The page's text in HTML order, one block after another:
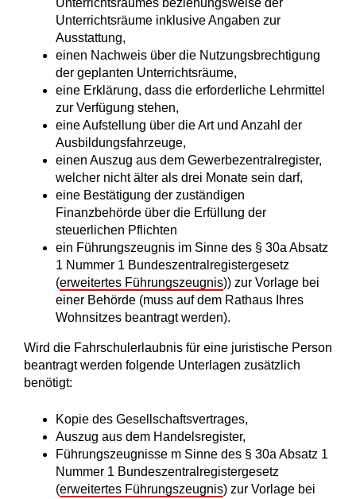
Unterrichtsraumes beziehungsweise der
Unterrichtsräume inklusive Angaben zur
Ausstattung,
einen Nachweis über die Nutzungsbrechtigung
der geplanten Unterrichtsräume,
eine Erklärung, dass die erforderliche Lehrmittel
zur Verfügung stehen,
eine Aufstellung über die Art und Anzahl der
Ausbildungsfahrzeuge,
einen Auszug aus dem Gewerbezentralregister,
welcher nicht älter als drei Monate sein darf,
eine Bestätigung der zuständigen
Finanzbehörde über die Erfüllung der
steuerlichen Pflichten
ein Führungszeugnis im Sinne des § 30a Absatz
1 Nummer 1 Bundeszentralregistergesetz
(erweitertes Führungszeugnis)) zur Vorlage bei
einer Behörde (muss auf dem Rathaus Ihres
Wohnsitzes beantragt werden).
Wird die Fahrschulerlaubnis für eine juristische Person
beantragt werden folgende Unterlagen zusätzlich
benötigt:
Kopie des Gesellschaftsvertrages,
Auszug aus dem Handelsregister,
Führungszeugnisse m Sinne des § 30a Absatz 1
Nummer 1 Bundeszentralregistergesetz
(erweitertes Führungszeugnis) zur Vorlage bei